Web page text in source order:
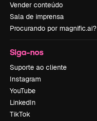
Vender conteúdo
Sala de imprensa
Procurando por magnific.ai?
Siga-nos
Suporte ao cliente
Instagram
YouTube
LinkedIn
TikTok